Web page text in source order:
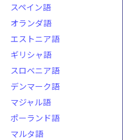
スペイン語
オランダ語
エストニア語
ギリシャ語
スロベニア語
デンマーク語
マジャル語
ポーランド語
マルタ語